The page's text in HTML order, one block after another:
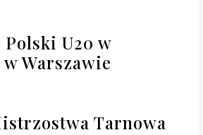
U20 w
Warszawie
Tarnowa